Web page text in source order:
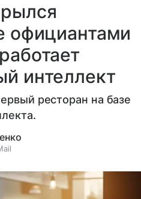
официантами
интеллект
ресторан на базе